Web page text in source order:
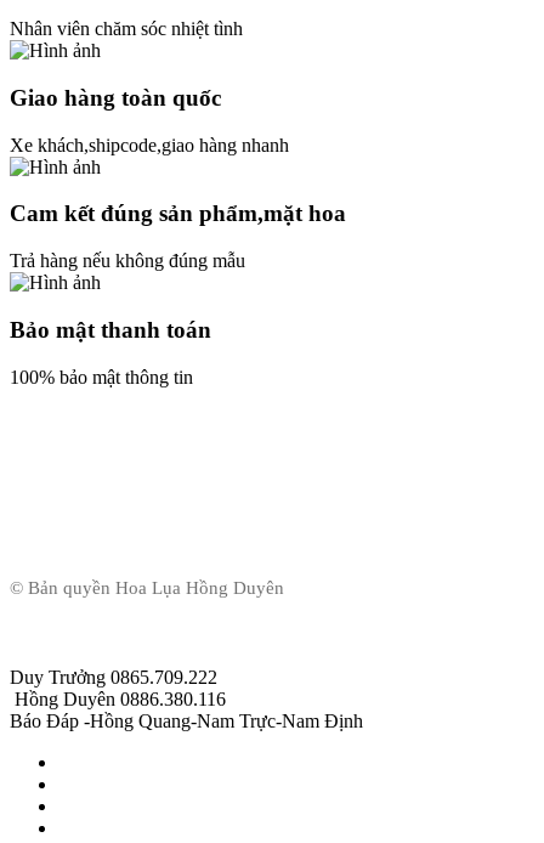
Nhân viên chăm sóc nhiệt tình
Giao hàng toàn quốc
Xe khách,shipcode,giao hàng nhanh
Cam kết đúng sản phẩm,mặt hoa
Trả hàng nếu không đúng mẫu
Bảo mật thanh toán
100% bảo mật thông tin
© Bản quyền Hoa Lụa Hồng Duyên
Duy Trưởng 0865.709.222
Hồng Duyên 0886.380.116
Báo Đáp -Hồng Quang-Nam Trực-Nam Định